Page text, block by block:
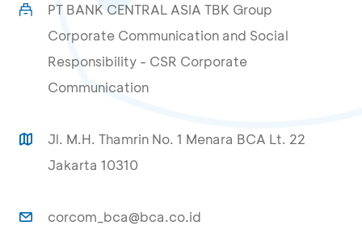
PT BANK CENTRAL ASIA TBK Group
Corporate Communication and Social
Responsibility - CSR Corporate
Communication
Jl. M.H. Thamrin No. 1 Menara BCA Lt. 22
Jakarta 10310
corcom_bca@bca.co.id